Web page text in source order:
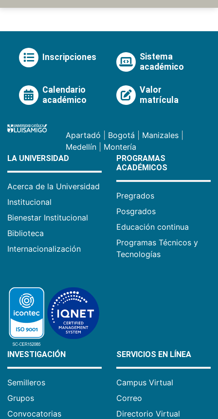
Inscripciones
Sistema
académico
Calendario
académico
Valor
matrícula
Apartadó Bogotá Manizales
Medellín
Montería
LA UNIVERSIDAD
Acerca de la Universidad
Institucional
Bienestar Institucional
Biblioteca
Internacionalización
PROGRAMAS
ACADÉMICOS
Pregrados
Posgrados
Educación continua
Programas Técnicos y
Tecnologías
INVESTIGACIÓN
Semilleros
Grupos
Convocatorias
SERVICIOS EN LÍNEA
Campus Virtual
Correo
Directorio Virtual